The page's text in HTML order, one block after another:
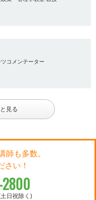
コメンテーター
見る
師も多数。
さい！
日祝除く)